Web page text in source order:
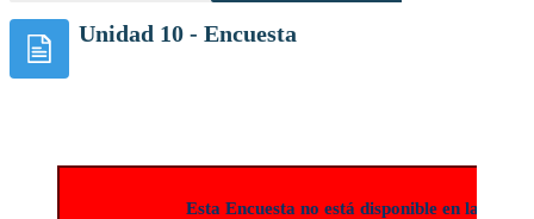
Unidad 10 - Encuesta
Esta Encuesta no está disponible en la